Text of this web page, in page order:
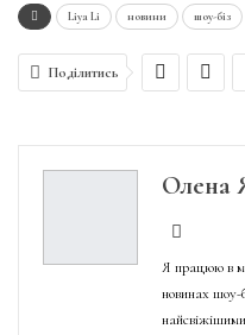
Liya Li новини шоу-біз
Поділитись
Олена
Я працюю в
новинах шоу-
найсвіжішими